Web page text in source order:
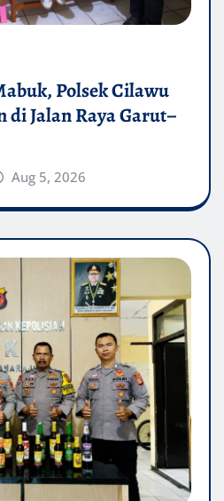
Polsek Cilawu
di Jalan Raya Garut–
Aug 5, 2026